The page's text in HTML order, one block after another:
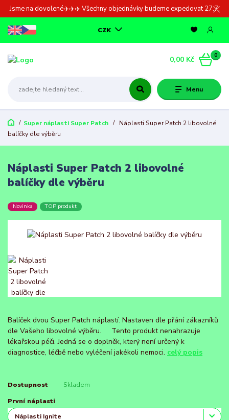
Jsme na dovolené✈️✈️✈️ Všechny objednávky budeme expedovat 27.7.
Menu
CZK
0
0,00 Kč
Super náplasti Super Patch
Náplasti Super Patch 2 libovolné
balíčky dle výběru
Náplasti Super Patch 2 libovolné
balíčky dle výběru
Novinka TOP produkt
Balíček dvou Super Patch náplastí. Nastaven dle přání zákazníků
dle Vašeho libovolné výběru. Tento produkt nenahrazuje
lékařskou péči. Jedná se o doplněk, který není určený k
diagnostice, léčbě nebo vyléčení jakékoli nemoci. celý popis
Dostupnost Skladem
První náplasti